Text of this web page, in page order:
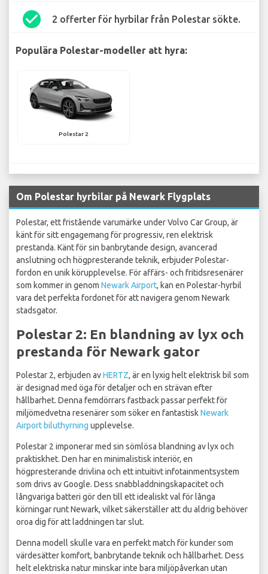
check_circle 2 offerter för hyrbilar från Polestar sökte.
Populära Polestar-modeller att hyra:
Polestar 2
Om Polestar hyrbilar på Newark Flygplats
Polestar, ett fristående varumärke under Volvo Car Group, är
känt för sitt engagemang för progressiv, ren elektrisk
prestanda. Känt för sin banbrytande design, avancerad
anslutning och högpresterande teknik, erbjuder Polestar-
fordon en unik körupplevelse. För affärs- och fritidsresenärer
som kommer in genom Newark Airport, kan en Polestar-hyrbil
vara det perfekta fordonet för att navigera genom Newark
stadsgator.
Polestar 2: En blandning av lyx och
prestanda för Newark gator
Polestar 2, erbjuden avHERTZ, är en lyxig helt elektrisk bil som
är designad med öga för detaljer och en strävan efter
hållbarhet. Denna femdörrars fastback passar perfekt för
miljömedvetna resenärer som söker en fantastiskNewark
Airport biluthyrning upplevelse.
Polestar 2 imponerar med sin sömlösa blandning av lyx och
praktiskhet. Den har en minimalistisk interiör, en
högpresterande drivlina och ett intuitivt infotainmentsystem
som drivs av Google. Dess snabbladdningskapacitet och
långvariga batteri gör den till ett idealiskt val för långa
körningar runt Newark, vilket säkerställer att du aldrig behöver
oroa dig för att laddningen tar slut.
Denna modell skulle vara en perfekt match för kunder som
värdesätter komfort, banbrytande teknik och hållbarhet. Dess
helt elektriska natur minskar inte bara miljöpåverkan utan